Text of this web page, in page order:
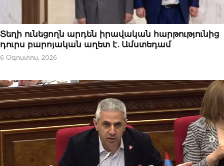
ԿԱՐԵՎՈՐԸ
Տեղի ունեցողն արդեն իրավական հարթությունից
դուրս բարոյական աղետ է. Ամստեդամ
6 Օգոստոս, 2026